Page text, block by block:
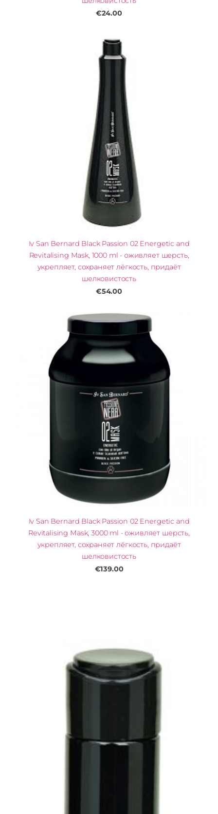
€24.00
Iv San Bernard Black Passion 02 Energetic and
Revitalising Mask, 1000 ml - оживляет шерсть,
укрепляет, сохраняет лёгкость, придаёт
шелковистость
€54.00
Iv San Bernard Black Passion 02 Energetic and
Revitalising Mask, 3000 ml - оживляет шерсть,
укрепляет, сохраняет лёгкость, придаёт
шелковистость
€139.00